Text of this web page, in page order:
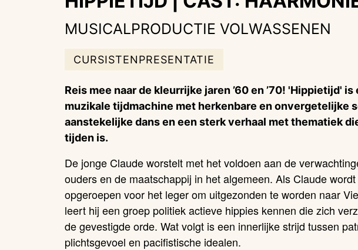
MUSICALPRODUCTIE VOLWASSENEN
CURSISTENPRESENTATIE
Reis mee naar de kleurrijke jaren ’60 en ’70! 'Hippietijd' is
muzikale tijdmachine met herkenbare en onvergetelijke
aanstekelijke dans en een sterk verhaal met thematiek
tijden is.
De jonge Claude worstelt met het voldoen aan de
ouders en de maatschappij in het algemeen. Als Claude wordt
opgeroepen voor het leger om uitgezonden te worden naar
leert hij een groep politiek actieve hippies kennen die zich
de gevestigde orde. Wat volgt is een innerlijke strijd tussen
plichtsgevoel en pacifistische idealen.